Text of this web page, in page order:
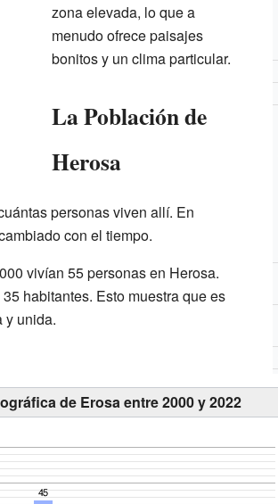
zona elevada, lo que a
menudo ofrece paisajes
bonitos y un clima particular.
La Población de
Herosa
personas viven allí. En
con el tiempo.
vivían 55 personas en Herosa.
habitantes. Esto muestra que es
y unida.
de Erosa entre 2000 y 2022